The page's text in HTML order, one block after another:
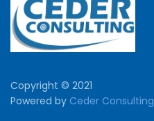
Copyright © 2021
Powered by Ceder Consulting